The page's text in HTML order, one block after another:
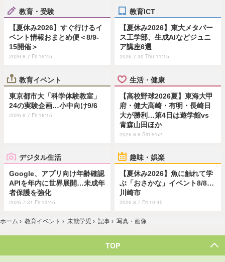
教育・受験
【夏休み2026】すぐ行けるイ
ベント情報おまとめ便＜8/9-
15開催＞
2026.8.7 Fri 19:45
教育ICT
【夏休み2026】東大メタバー
ス工学部、生成AIなどジュニ
ア講座6選
2026.7.30 Thu 11:15
教育イベント
東京都市大「科学体験教室」
24の実験企画…小中向け9/6
2026.8.7 Fri 18:15
生活・健康
【高校野球2026夏】東海大甲
府・健大高崎・有明・長崎日
大が勝利…第4日は遊学館vs
青森山田ほか
2026.8.8 Sat 9:52
デジタル生活
Google、アプリ向け年齢確認
APIを年内に世界展開…未成年
者保護を強化
2026.7.31 Fri 13:45
趣味・娯楽
【夏休み2026】魚に触れて学
ぶ「おさかな」イベント8/8…
川崎市
2026.8.7 Fri 10:45
ホーム › 教育イベント › 未就学児 › 記事 › 写真・画像
TOP